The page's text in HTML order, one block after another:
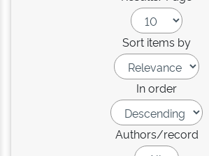
Sort items by
In order
Authors/record